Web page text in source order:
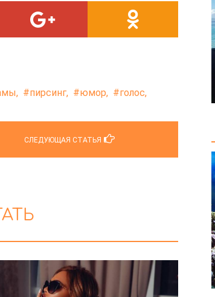
пирсинг, юмор, голос,
СЛЕДУЮЩАЯ СТАТЬЯ